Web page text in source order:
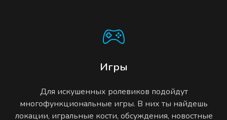
Игры
Для искушенных ролевиков подойдут
многофункциональные игры. В них ты найдешь
локации, игральные кости, обсуждения, новостные